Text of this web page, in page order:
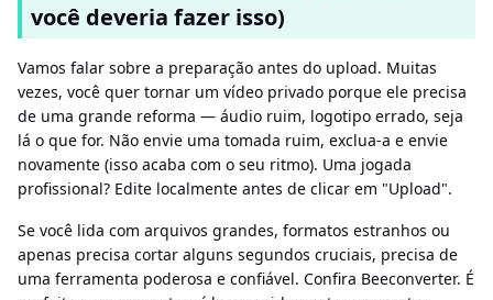
você deveria fazer isso)
Vamos falar sobre a preparação antes do upload. Muitas
vezes, você quer tornar um vídeo privado porque ele precisa
de uma grande reforma — áudio ruim, logotipo errado, seja
lá o que for. Não envie uma tomada ruim, exclua-a e envie
novamente (isso acaba com o seu ritmo). Uma jogada
profissional? Edite localmente antes de clicar em "Upload".
Se você lida com arquivos grandes, formatos estranhos ou
apenas precisa cortar alguns segundos cruciais, precisa de
uma ferramenta poderosa e confiável. Confira Beeconverter. É